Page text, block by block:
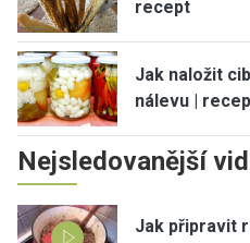
recept
Jak naložit
nálevu |
Nejsledovanější
Jak připravit